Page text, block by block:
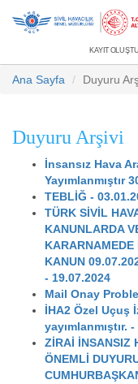
KAYIT
Ana Sayfa
Duyuru
Duyuru Arşivi
İnsansız Hava
Yayımlanmıştır
TEBLİĞ -
TÜRK SİVİL
KANUNLARDA
KANUN
- 19.07.2024
Mail Onay
İHA2 Özel Uçuş
yayımlanmıştır.
ZİRAİ İNSANSIZ
ÖNEMLİ